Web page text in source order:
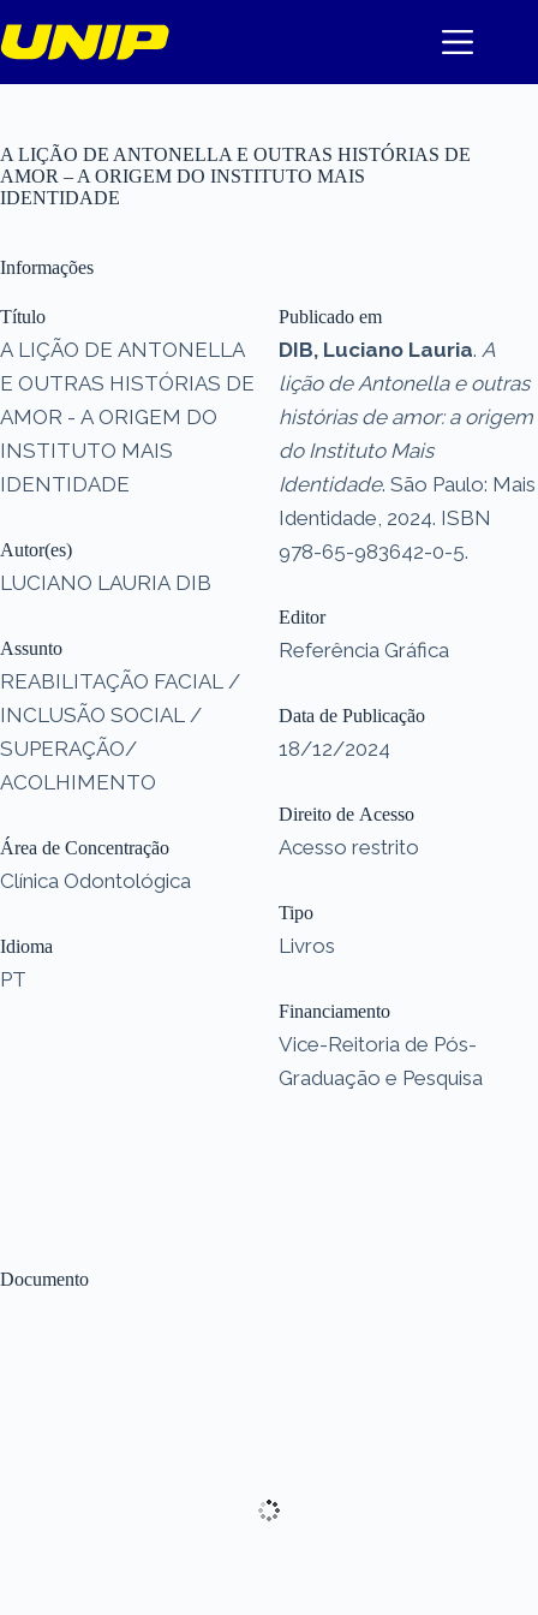
para
o
A LIÇÃO DE ANTONELLA E OUTRAS HISTÓRIAS DE
AMOR – A ORIGEM DO INSTITUTO MAIS
IDENTIDADE
Documento
Informações
Título
A LIÇÃO DE ANTONELLA
E OUTRAS HISTÓRIAS DE
AMOR - A ORIGEM DO
INSTITUTO MAIS
IDENTIDADE
Autor(es)
LUCIANO LAURIA DIB
Assunto
REABILITAÇÃO FACIAL /
INCLUSÃO SOCIAL /
SUPERAÇÃO/
ACOLHIMENTO
Área de Concentração
Clínica Odontológica
Idioma
PT
Publicado em
DIB, Luciano Lauria. A
lição de Antonella e outras
histórias de amor: a origem
do Instituto Mais
Identidade. São Paulo: Mais
Identidade, 2024. ISBN
978-65-983642-0-5.
Editor
Referência Gráfica
Data de Publicação
18/12/2024
Direito de Acesso
Acesso restrito
Tipo
Livros
Financiamento
Vice-Reitoria de Pós-
Graduação e Pesquisa